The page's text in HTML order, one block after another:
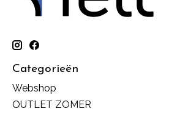
Categorieën
Webshop
OUTLET ZOMER